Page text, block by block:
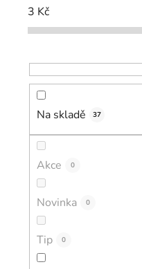
3 Kč
Na skladě 37
Akce 0
Novinka 0
Tip 0